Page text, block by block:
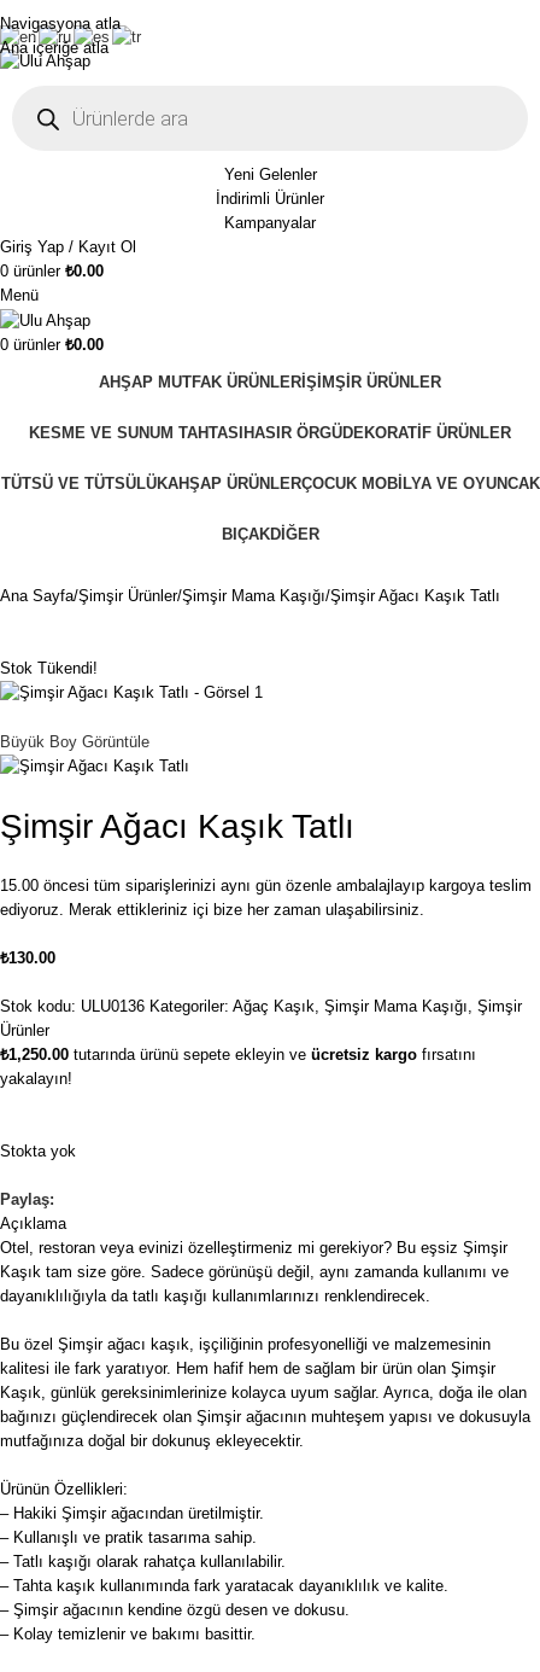
Navigasyona atla
Ana içeriğe atla
Yeni Gelenler
İndirimli Ürünler
Kampanyalar
Giriş Yap / Kayıt Ol
0 ürünler ₺0.00
Menü
0 ürünler ₺0.00
AHŞAP MUTFAK ÜRÜNLERIŞIMŞIR ÜRÜNLER
KESME VE SUNUM TAHTASIHASIR ÖRGÜDEKORATIF ÜRÜNLER
TÜTSÜ VE TÜTSÜLÜKAHŞAP ÜRÜNLERÇOCUK MOBILYA VE OYUNCAK
BIÇAKDIĞER
Ana Sayfa Şimşir Ürünler Şimşir Mama Kaşığı Şimşir Ağacı Kaşık Tatlı
Stok Tükendi!
Büyük Boy Görüntüle
Şimşir Ağacı Kaşık Tatlı
15.00 öncesi tüm siparişlerinizi aynı gün özenle ambalajlayıp kargoya teslim
ediyoruz. Merak ettikleriniz içi bize her zaman ulaşabilirsiniz.
₺130.00
Stok kodu: ULU0136 Kategoriler: Ağaç Kaşık, Şimşir Mama Kaşığı, Şimşir
Ürünler
₺1,250.00 tutarında ürünü sepete ekleyin ve ücretsiz kargo fırsatını
yakalayın!
Stokta yok
Paylaş:
Açıklama
Otel, restoran veya evinizi özelleştirmeniz mi gerekiyor? Bu eşsiz Şimşir
Kaşık tam size göre. Sadece görünüşü değil, aynı zamanda kullanımı ve
dayanıklılığıyla da tatlı kaşığı kullanımlarınızı renklendirecek.
Bu özel Şimşir ağacı kaşık, işçiliğinin profesyonelliği ve malzemesinin
kalitesi ile fark yaratıyor. Hem hafif hem de sağlam bir ürün olan Şimşir
Kaşık, günlük gereksinimlerinize kolayca uyum sağlar. Ayrıca, doğa ile olan
bağınızı güçlendirecek olan Şimşir ağacının muhteşem yapısı ve dokusuyla
mutfağınıza doğal bir dokunuş ekleyecektir.
Ürünün Özellikleri:
– Hakiki Şimşir ağacından üretilmiştir.
– Kullanışlı ve pratik tasarıma sahip.
– Tatlı kaşığı olarak rahatça kullanılabilir.
– Tahta kaşık kullanımında fark yaratacak dayanıklılık ve kalite.
– Şimşir ağacının kendine özgü desen ve dokusu.
– Kolay temizlenir ve bakımı basittir.